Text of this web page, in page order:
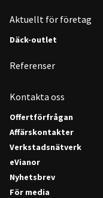
Aktuellt för företag
Däck-outlet
Referenser
Kontakta oss
Offertförfrågan
Affärskontakter
Verkstadsnätverk
eVianor
Nyhetsbrev
För media